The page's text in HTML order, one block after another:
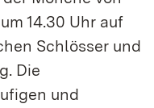
14.30 Uhr auf
Schlösser und
Die
und